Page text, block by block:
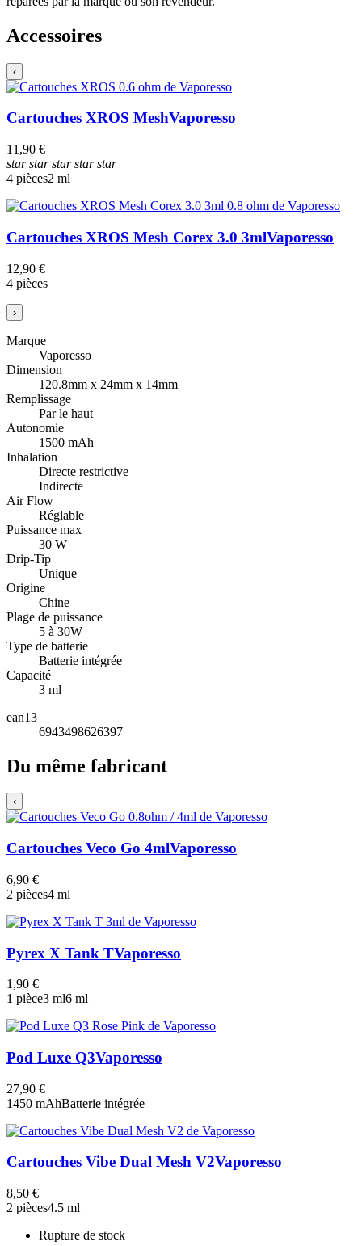
Accessoires
‹
Cartouches XROS MeshVaporesso
11,90 €
starstarstarstarstar
4 pièces2 ml
Cartouches XROS Mesh Corex 3.0 3mlVaporesso
12,90 €
4 pièces
›
Marque
Vaporesso
Dimension
120.8mm x 24mm x 14mm
Remplissage
Par le haut
Autonomie
1500 mAh
Inhalation
Directe restrictive
Indirecte
Air Flow
Réglable
Puissance max
30 W
Drip-Tip
Unique
Origine
Chine
Plage de puissance
5 à 30W
Type de batterie
Batterie intégrée
Capacité
3 ml
ean13
6943498626397
Du même fabricant
‹
Cartouches Veco Go 4mlVaporesso
6,90 €
2 pièces4 ml
Pyrex X Tank TVaporesso
1,90 €
1 pièce3 ml6 ml
Pod Luxe Q3Vaporesso
27,90 €
1450 mAhBatterie intégrée
Cartouches Vibe Dual Mesh V2Vaporesso
8,50 €
2 pièces4.5 ml
Rupture de stock